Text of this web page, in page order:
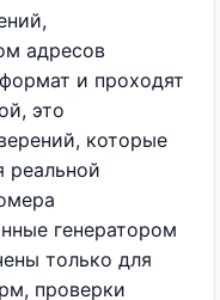
адресов
и проходят
это
которые
реальной
генератором
только для
проверки